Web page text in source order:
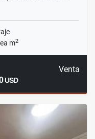
m2
Venta
USD